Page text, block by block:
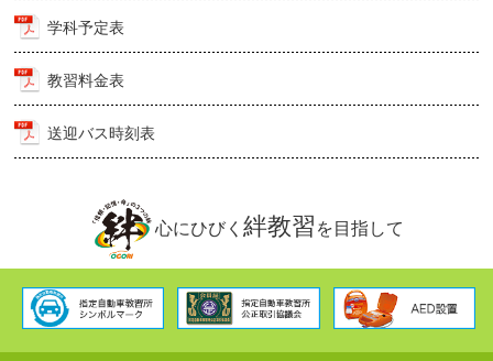
学科予定表
教習料金表
送迎バス時刻表
心にひびく 絆教習 を目指して